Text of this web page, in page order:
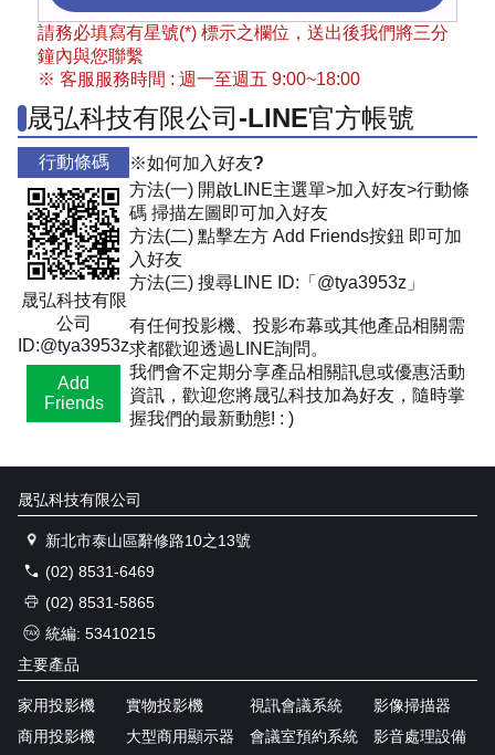
請務必填寫有星號(*) 標示之欄位，送出後我們將三分
鐘內與您聯繫
※ 客服服務時間 : 週一至週五 9:00~18:00
晟弘科技有限公司-LINE官方帳號
行動條碼
晟弘科技有限
公司
ID:@tya3953z
Add
Friends
※如何加入好友?
方法(一) 開啟LINE主選單>加入好友>行動條
碼 掃描左圖即可加入好友
方法(二) 點擊左方 Add Friends按鈕 即可加
入好友
方法(三) 搜尋LINE ID:「@tya3953z」
有任何投影機、投影布幕或其他產品相關需
求都歡迎透過LINE詢問。
我們會不定期分享產品相關訊息或優惠活動
資訊，歡迎您將晟弘科技加為好友，隨時掌
握我們的最新動態! : )
晟弘科技有限公司
新北市泰山區辭修路10之13號
(02) 8531-6469
(02) 8531-5865
統編: 53410215
主要產品
家用投影機
商用投影機
實物投影機
大型商用顯示器
視訊會議系統
會議室預約系統
影像掃描器
影音處理設備